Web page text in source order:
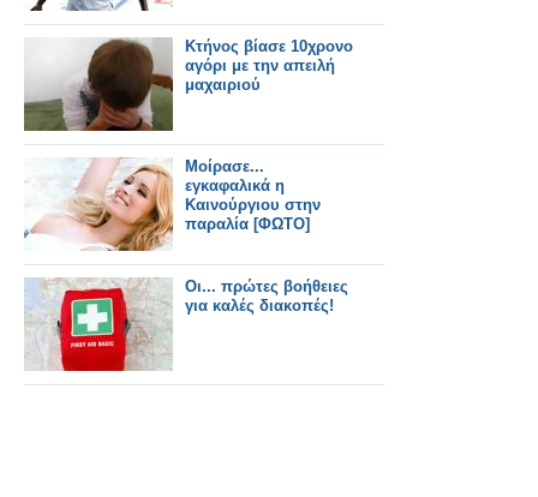
Κτήνος βίασε 10χρονο
αγόρι με την απειλή
μαχαιριού
Μοίρασε...
εγκαφαλικά η
Καινούργιου στην
παραλία [ΦΩΤΟ]
Οι... πρώτες βοήθειες
για καλές διακοπές!